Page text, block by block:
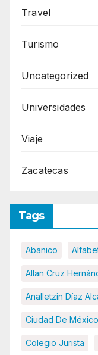
Travel
Turismo
Uncategorized
Universidades
Viaje
Zacatecas
Tags
Abanico
Allan Cruz
Analletzin Díaz
Ciudad De México
Colegio Jurista